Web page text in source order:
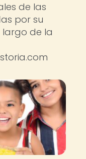
de las
por su
de la